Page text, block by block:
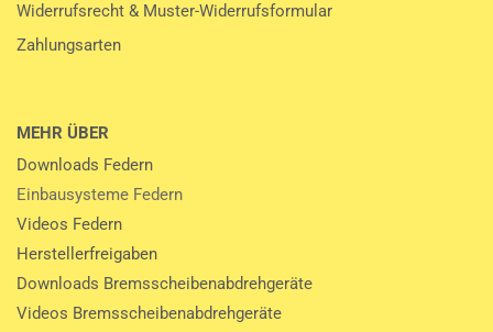
Widerrufsrecht & Muster-Widerrufsformular
Zahlungsarten
MEHR ÜBER
Downloads Federn
Einbausysteme Federn
Videos Federn
Herstellerfreigaben
Downloads Bremsscheibenabdrehgeräte
Videos Bremsscheibenabdrehgeräte